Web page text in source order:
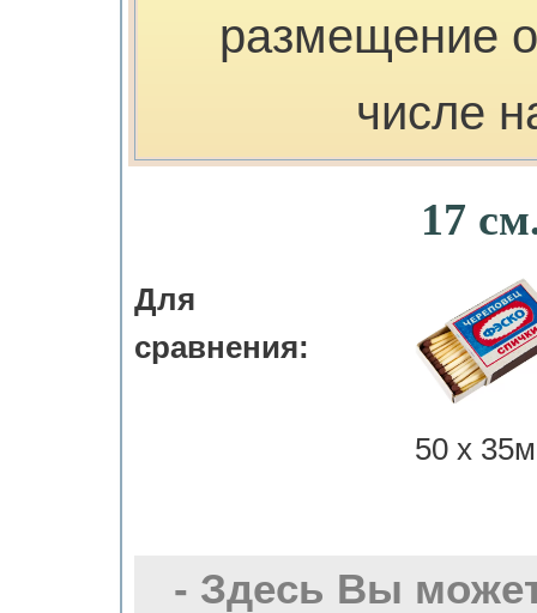
размещение
числе
Для
сравнения:
17
50 х
- Здесь Вы